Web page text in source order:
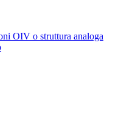
OIV o struttura analoga